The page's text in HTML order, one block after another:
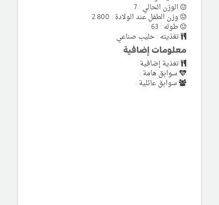
الوزن الحالي : 7
وزن الطفل عند الولادة : 2.800
طوله : 63
تغذيته : حليب صناعي
معلومات إضافية
تغذية إضافية :
سوابق هامة :
سوابق عائلية :